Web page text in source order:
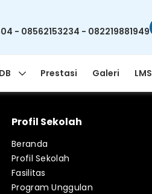
- 08562153234 - 082219881949
Prestasi Galeri LMS
Profil Sekolah
Beranda
Profil Sekolah
Fasilitas
Program Unggulan